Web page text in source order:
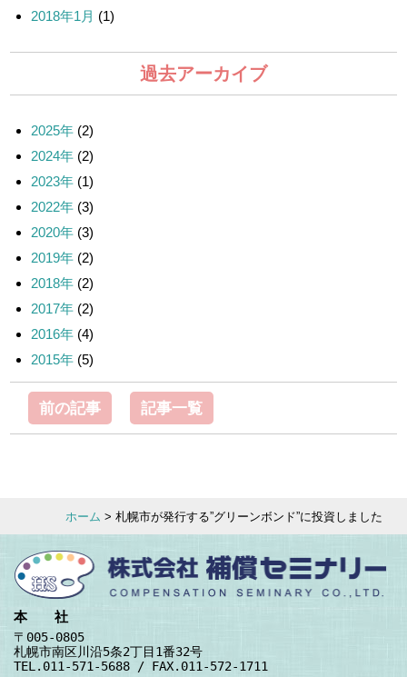
2018年1月 (1)
過去アーカイブ
2025年(2)
2024年(2)
2023年(1)
2022年(3)
2020年(3)
2019年(2)
2018年(2)
2017年(2)
2016年(4)
2015年(5)
前の記事 記事一覧
ホーム > 札幌市が発行する”グリーンボンド”に投資しました
本 社
〒005-0805
札幌市南区川沿5条2丁目1番32号
TEL.011-571-5688 / FAX.011-572-1711